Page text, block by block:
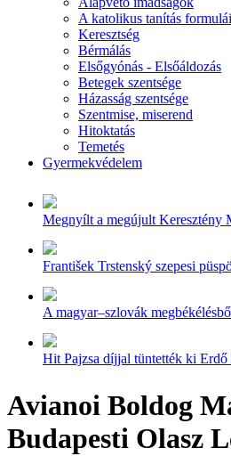
A katolikus tanítás formulái
Keresztség
Bérmálás
Elsőgyónás - Elsőáldozás
Betegek szentsége
Házasság szentsége
Szentmise, miserend
Hitoktatás
Temetés
Gyermekvédelem
Megnyílt a megújult Keresztény
František Trstenský szepesi
A magyar–szlovák
Hit Pajzsa díjjal tüntették ki Erdő
Avianoi Boldog
Budapesti Olasz